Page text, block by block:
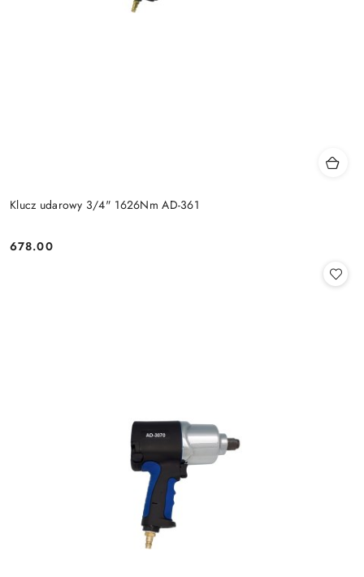
Klucz udarowy 3/4" 1626Nm AD-361
Cena:
678.00